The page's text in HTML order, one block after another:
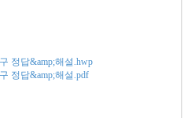
정답&amp;해설.hwp
정답&amp;해설.pdf